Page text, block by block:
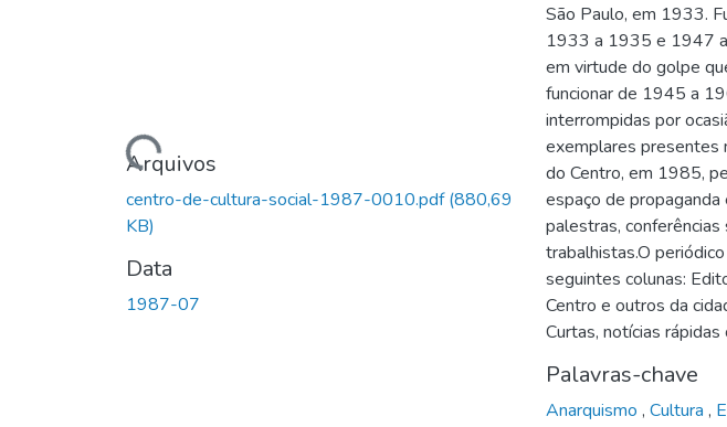
Carregando...
Arquivos
centro-de-cultura-social-1987-0010.pdf(880,69
KB)
Data
1987-07
São Paulo, em 1933.
1933 a 1935 e 1947
em virtude do golpe
funcionar de 1945 a
interrompidas por
exemplares presentes
do Centro, em 1985,
espaço de
palestras,
trabalhistas.O
seguintes colunas:
Centro e outros da
Curtas, notícias
Palavras-chave
Anarquismo , Cultura ,